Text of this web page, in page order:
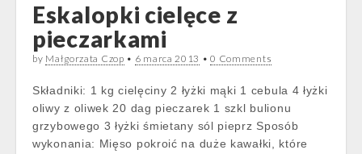
Eskalopki cielęce z
pieczarkami
by Małgorzata Czop • 6 marca 2013 •0 Comments
Składniki: 1 kg cielęciny 2 łyżki mąki 1 cebula 4 łyżki
oliwy z oliwek 20 dag pieczarek 1 szkl bulionu
grzybowego 3 łyżki śmietany sól pieprz Sposób
wykonania: Mięso pokroić na duże kawałki, które